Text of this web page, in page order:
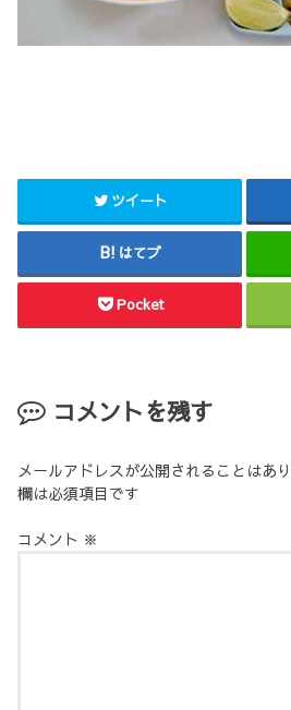
ツイート
はてブ
Pocket
コメントを残す
メールアドレスが公開されることはあり
欄は必須項目です
コメント ※